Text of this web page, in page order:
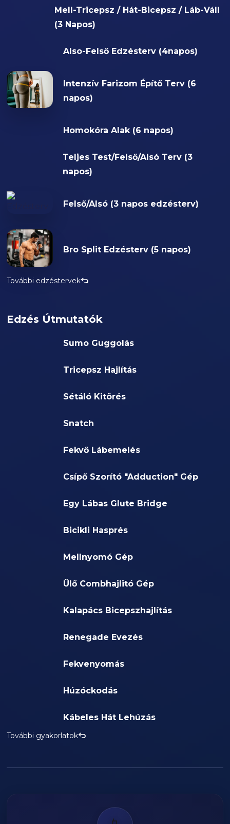
Mell-Tricepsz / Hát-Bicepsz / Láb-Váll
(3 Napos)
Also-Felső Edzésterv (4napos)
Intenzív Farizom Építő Terv (6
napos)
Homokóra Alak (6 napos)
Teljes Test/Felső/Alsó Terv (3
napos)
Felső/Alsó (3 napos edzésterv)
Bro Split Edzésterv (5 napos)
További edzéstervek
Edzés Útmutatók
Sumo Guggolás
Tricepsz Hajlítás
Sétáló Kitörés
Snatch
Fekvő Lábemelés
Csípő Szorító "Adduction" Gép
Egy Lábas Glute Bridge
Bicikli Hasprés
Mellnyomó Gép
Ülő Combhajlitó Gép
Kalapács Bicepszhajlítás
Renegade Evezés
Fekvenyomás
Húzóckodás
Kábeles Hát Lehúzás
További gyakorlatok